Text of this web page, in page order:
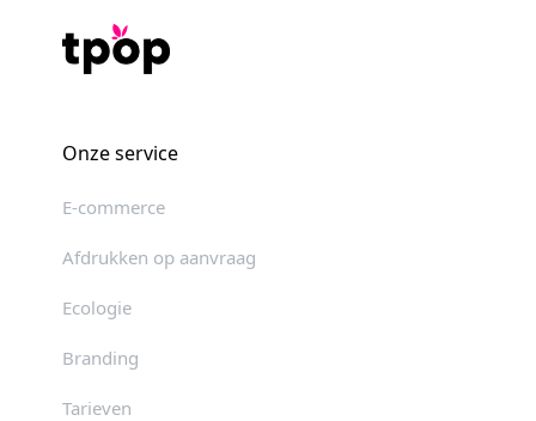
Onze service
E-commerce
Afdrukken op aanvraag
Ecologie
Branding
Tarieven